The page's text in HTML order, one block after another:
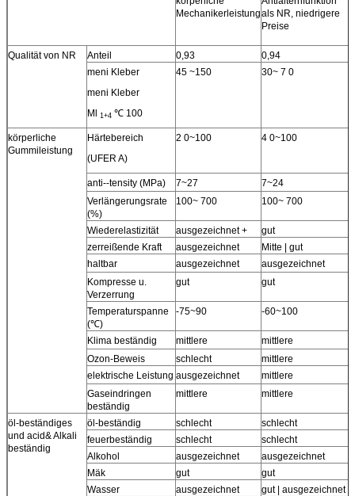
Mechanikerleistungals NR, niedrigere
Preise
Qualität von NR Anteil 0,93 0,94
meni Kleber
meni Kleber
Ml 1+4 ℃ 100
45 ~150 30~ 7 0
körperliche
Gummileistung
Härtebereich
(UFER A)
2 0~100 4 0~100
anti--tensity (MPa) 7~27 7~24
Verlängerungsrate
(%)
100~ 700 100~ 700
Wiederelastizität ausgezeichnet + gut
zerreißende Kraft
ausgezeichnet Mitte | gut
haltbar
ausgezeichnet ausgezeichnet
Kompresse u.
Verzerrung
gut gut
Temperaturspanne
(℃)
-75~90 -60~100
Klima beständig mittlere mittlere
Ozon-Beweis
schlecht mittlere
elektrische Leistung ausgezeichnet mittlere
Gaseindringen
beständig
mittlere mittlere
öl-beständiges
und acid& Alkali
beständig
öl-beständig schlecht schlecht
feuerbeständig
schlecht schlecht
Alkohol
ausgezeichnet ausgezeichnet
Mäk
gut gut
Wasser
ausgezeichnet gut | ausgezeichnet